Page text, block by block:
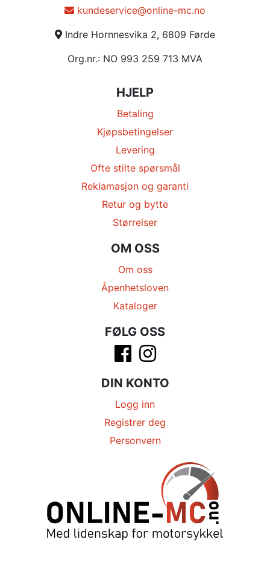
kundeservice@online-mc.no
Indre Hornnesvika 2, 6809 Førde
Org.nr.: NO 993 259 713 MVA
HJELP
Betaling
Kjøpsbetingelser
Levering
Ofte stilte spørsmål
Reklamasjon og garanti
Retur og bytte
Størrelser
OM OSS
Om oss
Åpenhetsloven
Kataloger
FØLG OSS
DIN KONTO
Logg inn
Registrer deg
Personvern